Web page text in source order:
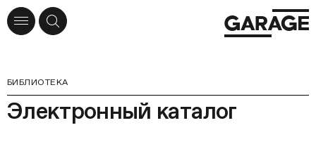
БИБЛИОТЕКА
Электронный каталог